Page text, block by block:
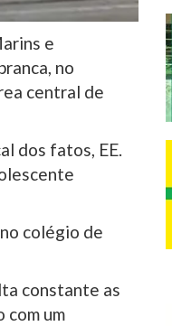
e
no
central de
dos fatos, EE.
colégio de
constante as
com um